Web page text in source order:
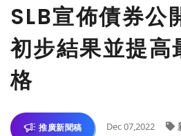
SLB宣佈債券公
初步結果並提高
格
推廣新聞稿 Dec 07,2022